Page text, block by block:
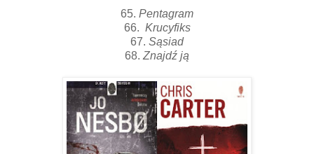
65. Pentagram
66. Krucyfiks
67. Sąsiad
68. Znajdź ją